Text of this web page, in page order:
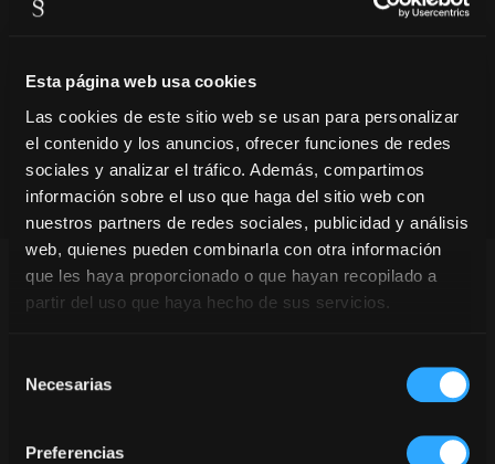
Esta página web usa cookies
Las cookies de este sitio web se usan para personalizar
el contenido y los anuncios, ofrecer funciones de redes
sociales y analizar el tráfico. Además, compartimos
información sobre el uso que haga del sitio web con
nuestros partners de redes sociales, publicidad y análisis
web, quienes pueden combinarla con otra información
que les haya proporcionado o que hayan recopilado a
partir del uso que haya hecho de sus servicios.
Necesarias
Preferencias
La banda sonora de Presseguer.
Què tenen en comú la Tusa, Bella Ciao i New Rules?
Això sona a Presseguer, és a dir… Música per a tots
Posem-li banda sonora al vostre #MomentPresseguer,